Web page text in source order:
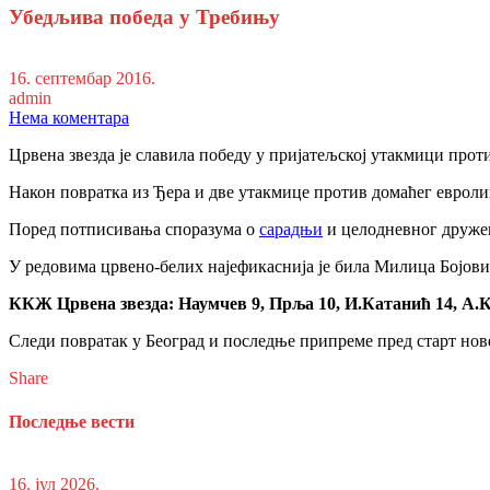
Убедљива победа у Требињу
16. септембар 2016.
admin
Нема коментара
Црвена звезда је славила победу у пријатељској утакмици
Након повратка из Ђера и две утакмице против домаћег
Поред потписивања споразума о сарадњи и целодневног
У редовима црвено-белих најефикаснија је била Милица
ККЖ Црвена звезда: Наумчев 9, Прља 10, И.Катанић 14,
Следи повратак у Београд и последње припреме пред старт
Share
Последње вести
16. јул 2026.